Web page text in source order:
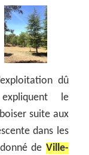
dû
le
suite aux
dans les
de Ville-